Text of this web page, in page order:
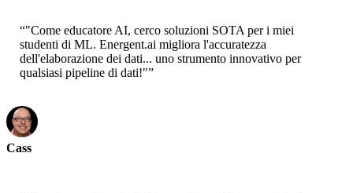
“"Come educatore AI, cerco soluzioni SOTA per i miei
studenti di ML. Energent.ai migliora l'accuratezza
dell'elaborazione dei dati... uno strumento innovativo per
qualsiasi pipeline di dati!"”
Cass